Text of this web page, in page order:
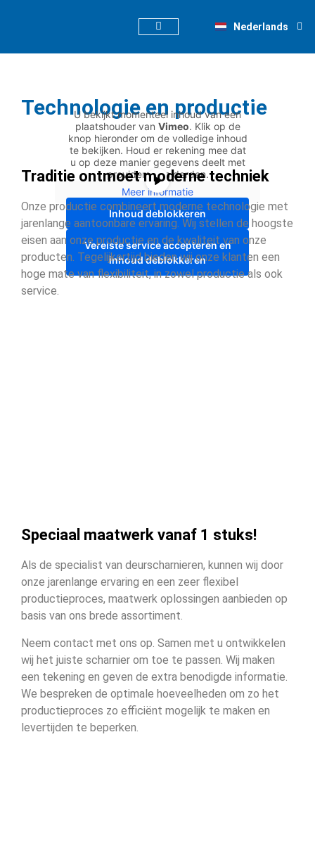
Nederlands
English
Technologie en productie
U bekijkt momenteel inhoud van een
plaatshouder van Vimeo. Klik op de
knop hieronder om de volledige inhoud
te bekijken. Houd er rekening mee dat
u op deze manier gegevens deelt met
providers van derden.
Meer informatie
Inhoud deblokkeren
Vereiste service accepteren en
inhoud deblokkeren
Traditie ontmoet moderne techniek
Onze productie combineert moderne technologie met
jarenlange aantoonbare ervaring. Wij stellen de hoogste
eisen aan onze productie en de kwaliteit van onze
producten. Tegelijkertijd bieden wij onze klanten een
hoge mate van flexibiliteit, in zowel productie als ook
service.
Speciaal maatwerk vanaf 1 stuks!
Als de specialist van deurscharnieren, kunnen wij door
onze jarenlange ervaring en een zeer flexibel
productieproces, maatwerk oplossingen aanbieden op
basis van ons brede assortiment.
Neem contact met ons op. Samen met u ontwikkelen
wij het juiste scharnier om toe te passen. Wij maken
een tekening en geven de extra benodigde informatie.
We bespreken de optimale hoeveelheden om zo het
productieproces zo efficiënt mogelijk te maken en
levertijden te beperken.